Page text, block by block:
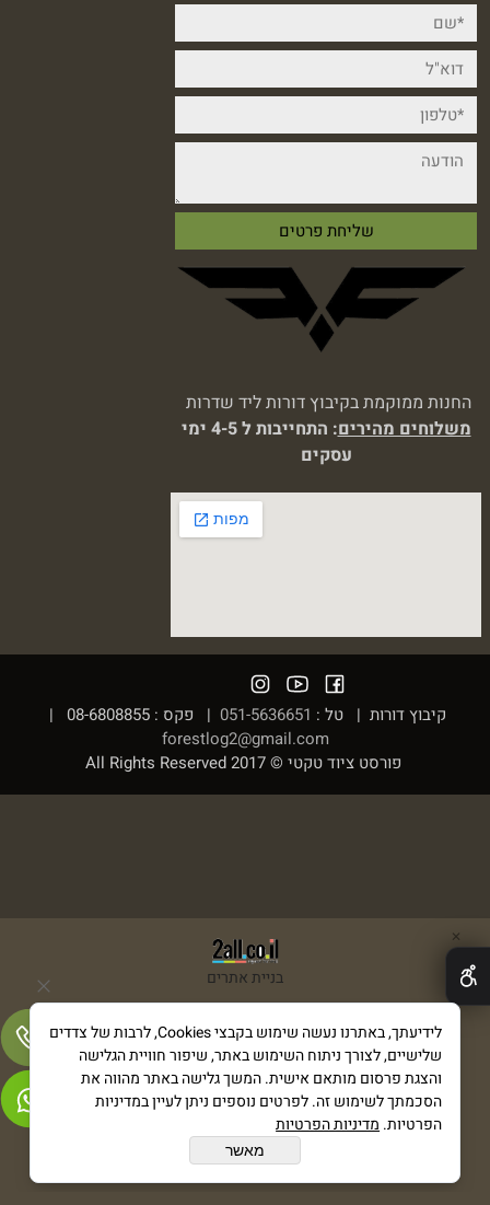
החנות ממוקמת בקיבוץ דורות ליד שדרות
משלוחים מהירים
: התחייבות ל 4-5 ימי
עסקים
קיבוץ דורות | טל : 051-5636651 | פקס : 08-6808855 |
forestlog2@gmail.com
פורסט ציוד טקטי © 2017 All Rights Reserved
בניית אתרים
✕
לידיעתך, באתרנו נעשה שימוש בקבצי Cookies, לרבות של צדדים
שלישיים, לצורך ניתוח השימוש באתר, שיפור חוויית הגלישה
והצגת פרסום מותאם אישית. המשך גלישה באתר מהווה את
הסכמתך לשימוש זה. לפרטים נוספים ניתן לעיין במדיניות
הפרטיות. מדיניות הפרטיות
מאשר